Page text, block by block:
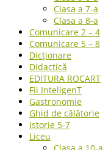
Clasa a 7-a
Clasa a 8-a
Comunicare 2 – 4
Comunicare 5 – 8
Dicționare
Didactică
EDITURA ROCART
Fii InteligenT
Gastronomie
Ghid de călătorie
Istorie 5-7
Liceu